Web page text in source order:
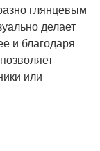
глянцевым
делает
и благодаря
или